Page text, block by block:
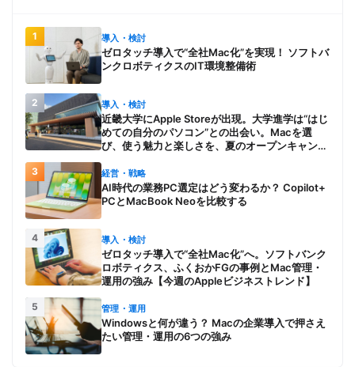
1 導入・検討
ゼロタッチ導入で“全社Mac化”を実現！ ソフトバ
ンクロボティクスのIT環境整備術
2 導入・検討
近畿大学にApple Storeが出現。大学進学は“はじ
めての自分のパソコン”との出会い。Macを選
び、使う魅力と楽しさを、夏のオープンキャンパ
3 経営・戦略
AI時代の業務PC選定はどう変わるか？ Copilot+
PCとMacBook Neoを比較する
4 導入・検討
ゼロタッチ導入で“全社Mac化”へ。ソフトバンク
ロボティクス、ふくおかFGの事例とMac管理・
運用の強み【今週のAppleビジネストレンド】
5 管理・運用
Windowsと何が違う？ Macの企業導入で押さえ
たい管理・運用の6つの強み